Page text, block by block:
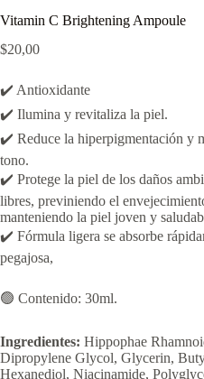
Vitamin C Brightening Ampoule
$20,00
✔️ Antioxidante
✔️ Ilumina y revitaliza la piel.
✔️ Reduce la hiperpigmentación y
tono.
✔️ Protege la piel de los daños
libres, previniendo el
manteniendo la piel joven y
✔️ Fórmula ligera se absorbe
pegajosa,
🟢 Contenido: 30ml.
Ingredientes: Hippophae
Dipropylene Glycol, Glycerin,
Hexanediol, Niacinamide,